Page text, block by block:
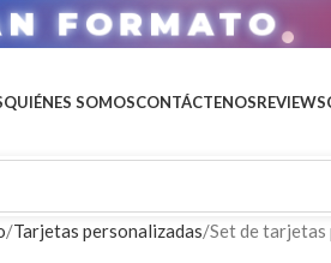
FORMATO
QUIÉNES SOMOSCONTÁCTENOSREVIEWS
Tarjetas personalizadas Set de tarjetas